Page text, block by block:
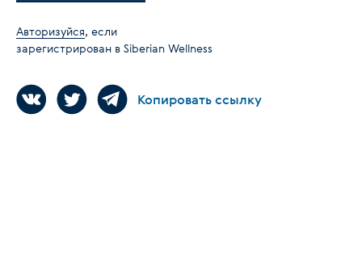
Авторизуйся, если
зарегистрирован в Siberian Wellness
Копировать ссылку